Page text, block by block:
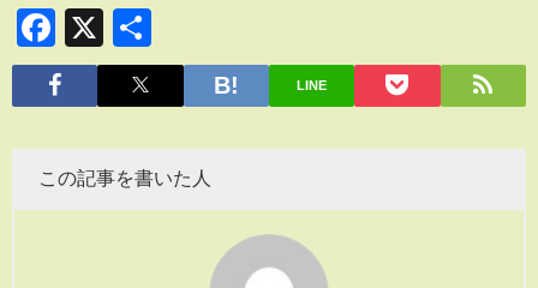
Facebook
X
有
LINE
この記事を書いた人